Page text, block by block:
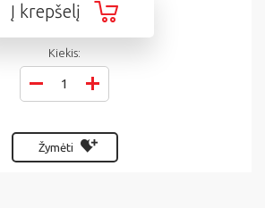
Į krepšelį
Kiekis:
Žymėti